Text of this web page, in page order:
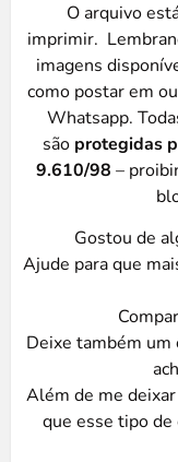
O arquivo
imprimir.
imagens
como postar em
Whatsapp.
são protegidas
9.610/98 –
Gostou de
Ajude para que
Deixe também um
Além de me
que esse tipo